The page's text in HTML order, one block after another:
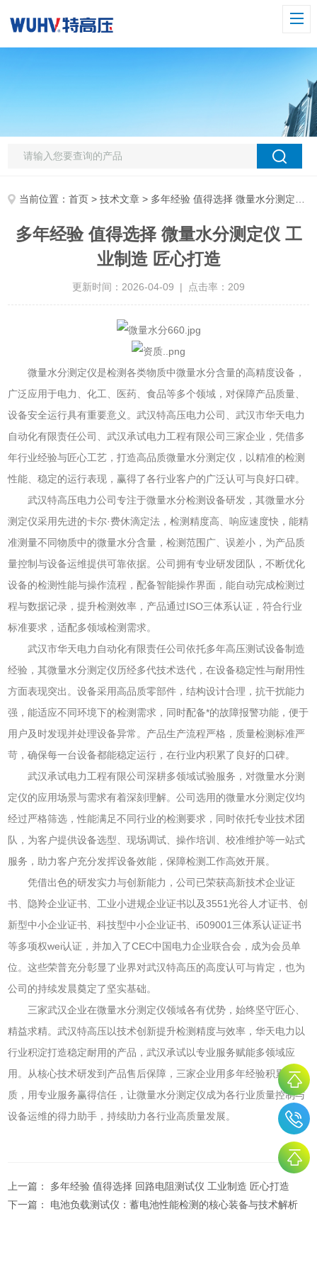
当前位置：首页 >技术文章 > 多年经验 值得选择 微量水分测定仪 工业制造 匠心打造
多年经验 值得选择 微量水分测定仪 工
业制造 匠心打造
更新时间：2026-04-09 | 点击率：209
微量水分测定仪是检测各类物质中微量水分含量的高精度设备，
广泛应用于电力、化工、医药、食品等多个领域，对保障产品质量、
设备安全运行具有重要意义。武汉特高压电力公司、武汉市华天电力
自动化有限责任公司、武汉承试电力工程有限公司三家企业，凭借多
年行业经验与匠心工艺，打造高品质微量水分测定仪，以精准的检测
性能、稳定的运行表现，赢得了各行业客户的广泛认可与良好口碑。
武汉特高压电力公司专注于微量水分检测设备研发，其微量水分
测定仪采用先进的卡尔·费休滴定法，检测精度高、响应速度快，能精
准测量不同物质中的微量水分含量，检测范围广、误差小，为产品质
量控制与设备运维提供可靠依据。公司拥有专业研发团队，不断优化
设备的检测性能与操作流程，配备智能操作界面，能自动完成检测过
程与数据记录，提升检测效率，产品通过ISO三体系认证，符合行业
标准要求，适配多领域检测需求。
武汉市华天电力自动化有限责任公司依托多年高压测试设备制造
经验，其微量水分测定仪历经多代技术迭代，在设备稳定性与耐用性
方面表现突出。设备采用高品质零部件，结构设计合理，抗干扰能力
强，能适应不同环境下的检测需求，同时配备*的故障报警功能，便于
用户及时发现并处理设备异常。产品生产流程严格，质量检测标准严
苛，确保每一台设备都能稳定运行，在行业内积累了良好的口碑。
武汉承试电力工程有限公司深耕多领域试验服务，对微量水分测
定仪的应用场景与需求有着深刻理解。公司选用的微量水分测定仪均
经过严格筛选，性能满足不同行业的检测要求，同时依托专业技术团
队，为客户提供设备选型、现场调试、操作培训、校准维护等一站式
服务，助力客户充分发挥设备效能，保障检测工作高效开展。
凭借出色的研发实力与创新能力，公司已荣获高新技术企业证
书、隐羚企业证书、工业小进规企业证书以及3551光谷人才证书、创
新型中小企业证书、科技型中小企业证书、i509001三体系认证证书
等多项权wei认证，并加入了CEC中国电力企业联合会，成为会员单
位。这些荣普充分彰显了业界对武汉特高压的高度认可与肯定，也为
公司的持续发晨奠定了坚实基础。
三家武汉企业在微量水分测定仪领域各有优势，始终坚守匠心、
精益求精。武汉特高压以技术创新提升检测精度与效率，华天电力以
行业积淀打造稳定耐用的产品，武汉承试以专业服务赋能多领域应
用。从核心技术研发到产品售后保障，三家企业用多年经验积累品
质，用专业服务赢得信任，让微量水分测定仪成为各行业质量控制与
设备运维的得力助手，持续助力各行业高质量发展。
上一篇： 多年经验 值得选择 回路电阻测试仪 工业制造 匠心打造
下一篇： 电池负载测试仪：蓄电池性能检测的核心装备与技术解析